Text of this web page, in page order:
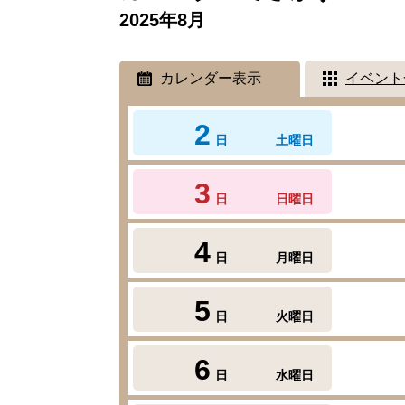
2025年8月
カレンダー表示 イベン
2 日 土曜日
3 日 日曜日
4 日 月曜日
5 日 火曜日
6 日 水曜日